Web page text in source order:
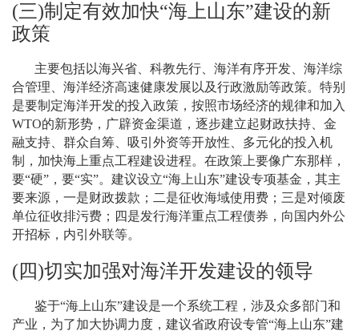
(三)制定有效加快“海上山东”建设的新
政策
主要包括以海兴省、科教先行、海洋有序开发、海洋综
合管理、海洋经济高速健康发展以及行政激励等政策。特别
是要制定海洋开发的投入政策，按照市场经济的规律和加入
WTO的新形势，广辟资金渠道，逐步建立起财政扶持、金
融支持、群众自筹、吸引外资等开放性、多元化的投入机
制，加快海上重点工程建设进程。在政策上要像广东那样，
要“硬”，要“实”。建议设立“海上山东”建设专项基金，其主
要来源，一是财政拨款；二是征收海域使用费；三是对倾废
单位征收排污费；四是发行海洋重点工程债券，向国内外公
开招标，内引外联等。
(四)切实加强对海洋开发建设的领导
鉴于“海上山东”建设是一个系统工程，涉及众多部门和
产业，为了加大协调力度，建议省政府设专管“海上山东”建